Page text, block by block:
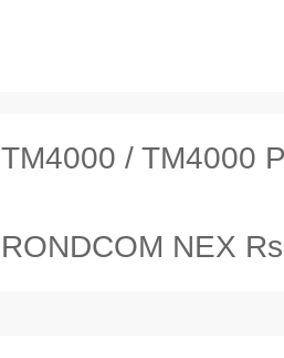
TM4000 / TM4000
RONDCOM NEX Rs DX东